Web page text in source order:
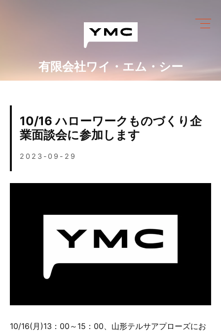
有限会社ワイ・エム・シー
ワイ・エム・シーにできること
会社情報
お問い合わせ
硬質クロムめっきとは？
無電解ニッケルめっきとは？
10/16 ハローワークものづくり企
業面談会に参加します
2023-09-29
10/16(月)13：00～15：00、山形テルサアプローズにお